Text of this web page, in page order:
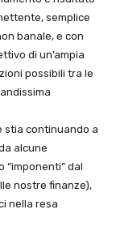
semplice
banale, e con
di un’ampia
possibili tra le
stia continuando a
alcune
dal
nostre finanze),
nella resa